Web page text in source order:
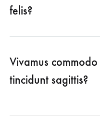
felis?
Vivamus
tincidunt sagittis?